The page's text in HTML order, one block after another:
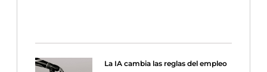
La IA cambia las reglas del empleo